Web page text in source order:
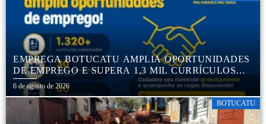
EMPREGA BOTUCATU AMPLIA OPORTUNIDADES
DE EMPREGO E SUPERA 1,3 MIL CURRÍCULOS
CADASTRADOS
6 de agosto de 2026
BOTUCATU